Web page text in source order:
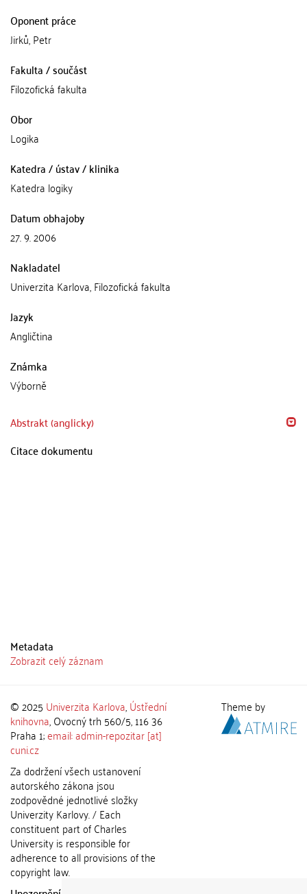
Oponent práce
Jirků, Petr
Fakulta / součást
Filozofická fakulta
Obor
Logika
Katedra / ústav / klinika
Katedra logiky
Datum obhajoby
27. 9. 2006
Nakladatel
Univerzita Karlova, Filozofická fakulta
Jazyk
Angličtina
Známka
Výborně
Abstrakt (anglicky)
Citace dokumentu
Metadata
Zobrazit celý záznam
© 2025 Univerzita Karlova,Ústřední
knihovna, Ovocný trh 560/5, 116 36
Praha 1;email: admin-repozitar [at]
cuni.cz
Za dodržení všech ustanovení
autorského zákona jsou
zodpovědné jednotlivé složky
Univerzity Karlovy. / Each
constituent part of Charles
University is responsible for
adherence to all provisions of the
copyright law.
Theme by